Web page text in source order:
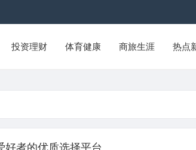
投资理财 体育健康 商旅生涯 热点
好者的优质选择平台